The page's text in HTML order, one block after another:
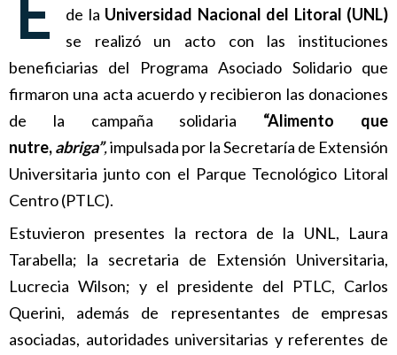
de la Universidad Nacional del Litoral (UNL)
se realizó un acto con las instituciones
beneficiarias del Programa Asociado Solidario que
firmaron una acta acuerdo y recibieron las donaciones
de la campaña solidaria “Alimento que
nutre,abriga”,impulsada por la Secretaría de Extensión
Universitaria junto con el Parque Tecnológico Litoral
Centro (PTLC).
Estuvieron presentes la rectora de la UNL, Laura
Tarabella; la secretaria de Extensión Universitaria,
Lucrecia Wilson; y el presidente del PTLC, Carlos
Querini, además de representantes de empresas
asociadas, autoridades universitarias y referentes de